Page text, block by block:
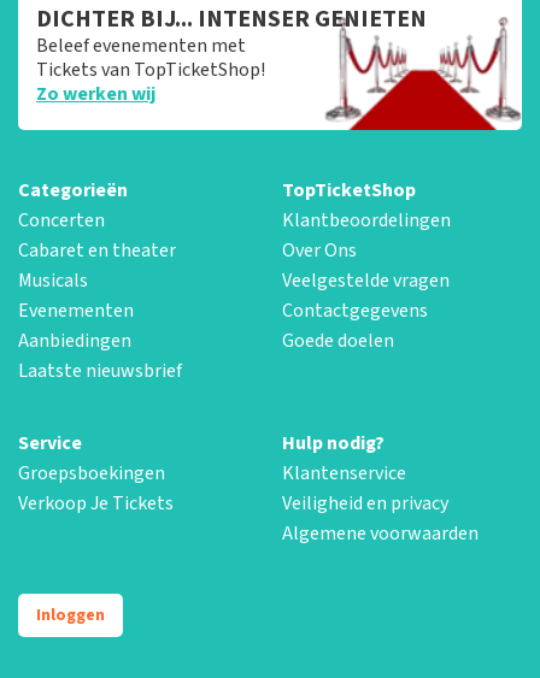
DICHTER BIJ... INTENSER GENIETEN
Beleef evenementen met
Tickets van TopTicketShop!
Zo werken wij
Categorieën
Concerten
Cabaret en theater
Musicals
Evenementen
Aanbiedingen
Laatste nieuwsbrief
TopTicketShop
Klantbeoordelingen
Over Ons
Veelgestelde vragen
Contactgegevens
Goede doelen
Service
Groepsboekingen
Verkoop Je Tickets
Hulp nodig?
Klantenservice
Veiligheid en privacy
Algemene voorwaarden
Inloggen